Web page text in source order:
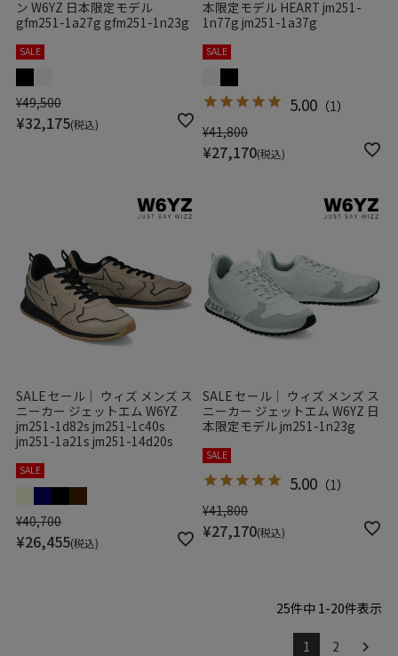
ン W6YZ 日本限定モデル
gfm251-1a27g gfm251-1n23g
SALE
¥49,500
¥32,175 税込
本限定モデル HEART jm251-
1n77g jm251-1a37g
SALE
¥41,800
¥27,170 税込
5.00 （1）
SALE セール｜ ウィズ メンズ ス
ニーカー ジェットエム W6YZ
jm251-1d82s jm251-1c40s
jm251-1a21s jm251-14d20s
SALE
¥40,700
¥26,455 税込
SALE セール｜ ウィズ メンズ ス
ニーカー ジェットエム W6YZ 日
本限定モデル jm251-1n23g
SALE
¥41,800
¥27,170 税込
5.00 （1）
25件中 1 -20件表示
1 2